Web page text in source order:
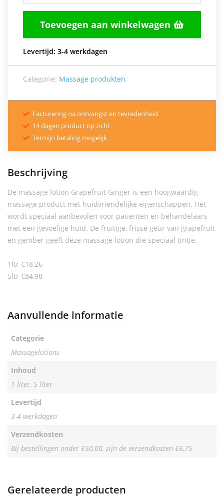
Toevoegen aan winkelwagen 
Levertijd: 3-4 werkdagen
Categorie: Massage produkten
 Facturering na ontvangst en tevredenheid
 14 dagen product op zicht
 Termijn betaling mogelijk
Beschrijving
De massage lotion Grapefruit Ginger is een hoogwaardig
massage product met huidvriendelijke eigenschappen. Het
wordt speciaal aanbevolen voor patiënten en behandelaars
met een gevoelige huid. De fruitige, frisse geur van grapefruit
en gember geeft deze massage lotion die speciaal tintje.
1ltr €18,26
5ltr €84,98
Aanvullende informatie
Categorie
Massagelotions
Inhoud
1 liter, 5 liter
Levertijd
3-4 werkdagen
Verzendkosten
Bij bestellingen onder €50,00, zijn de verzendkosten €6,75
Gerelateerde producten